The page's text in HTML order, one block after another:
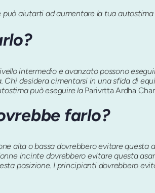
può aiutarti ad aumentare la tua
intermedio e avanzato possono
Chi desidera cimentarsi in una sfida di
può eseguire la Parivrtta Ardha
farlo?
alta o bassa dovrebbero evitare
incinte dovrebbero evitare questa
posizione. I principianti dovrebbero